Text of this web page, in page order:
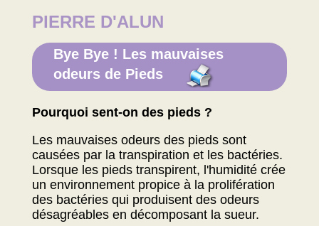
PIERRE D'ALUN
Bye Bye ! Les mauvaises
odeurs de Pieds
Pourquoi sent-on des pieds ?
Les mauvaises odeurs des pieds sont
causées par la transpiration et les bactéries.
Lorsque les pieds transpirent, l'humidité crée
un environnement propice à la prolifération
des bactéries qui produisent des odeurs
désagréables en décomposant la sueur.